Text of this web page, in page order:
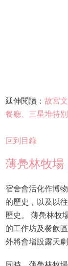
延伸閱讀： 故宮
餐廳、三星堆特
回到目錄
薄鳧林牧場
宿舍會活化作博
的歷史，以及以
歷史。 薄鳧林牧
的工作坊及餐飲
外將會增設露天